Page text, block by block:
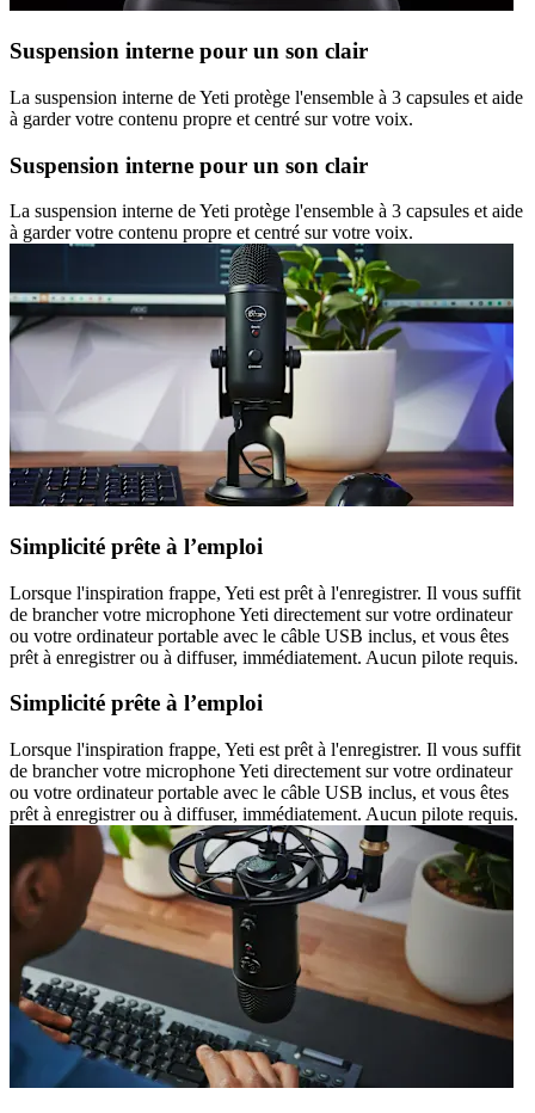
Suspension interne pour un son clair
La suspension interne de Yeti protège l'ensemble à 3 capsules et aide
à garder votre contenu propre et centré sur votre voix.
Suspension interne pour un son clair
La suspension interne de Yeti protège l'ensemble à 3 capsules et aide
à garder votre contenu propre et centré sur votre voix.
Simplicité prête à l’emploi
Lorsque l'inspiration frappe, Yeti est prêt à l'enregistrer. Il vous suffit
de brancher votre microphone Yeti directement sur votre ordinateur
ou votre ordinateur portable avec le câble USB inclus, et vous êtes
prêt à enregistrer ou à diffuser, immédiatement. Aucun pilote requis.
Simplicité prête à l’emploi
Lorsque l'inspiration frappe, Yeti est prêt à l'enregistrer. Il vous suffit
de brancher votre microphone Yeti directement sur votre ordinateur
ou votre ordinateur portable avec le câble USB inclus, et vous êtes
prêt à enregistrer ou à diffuser, immédiatement. Aucun pilote requis.